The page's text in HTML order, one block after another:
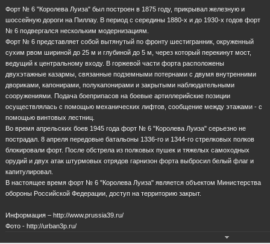
Форт № 6 "Королева Луиза" был построен в 1875 году, прикрывал железную и
шоссейную дороги на Пиллау. В период с середины 1880-х и до 1930-х годов форт
№ 6 подвергался нескольким модернизациям.
Форт № 6 представляет собой вытянутый по фронту шестигранник, окруженный
сухим рвом шириной до 25 м и глубиной до 5 м, через который перекинут мост,
ведущий к центральному входу. В горжевой части форта расположены
двухэтажные казармы, связанные подземными потернами с двумя внутренними
двориками, капонирами, полукапонирами и закрытыми наблюдательными
сооружениями. Подача боеприпасов на боевые артиллерийские позиции
осуществлялась с помощью механических лифтов, сообщение между этажами - с
помощью винтовых лестниц.
Во время апрельских боев 1945 года форт № 6 "Королева Луиза" серьезно не
пострадал. 8 апреля передовые батальоны 1336-го и 1344-го стрелковых полков
блокировали форт. После обстрела из полковых пушек и тяжелых самоходных
орудий и двух атак штурмовых отрядов гарнизон форта выбросил белый флаг и
капитулировал.
В настоящее время форт № 6 "Королева Луиза" является объектом Министерства
обороны Российской Федерации, доступ на территорию закрыт.
Информация – http://www.prussia39.ru/
Фото - http://urban3p.ru/